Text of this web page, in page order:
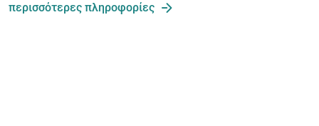
περισσότερες πληροφορίες